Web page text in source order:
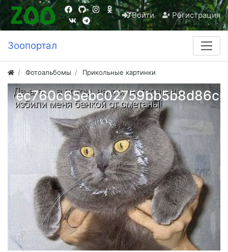
Войти Регистрация
Зоопортал
Фотоальбомы Прикольные картинки